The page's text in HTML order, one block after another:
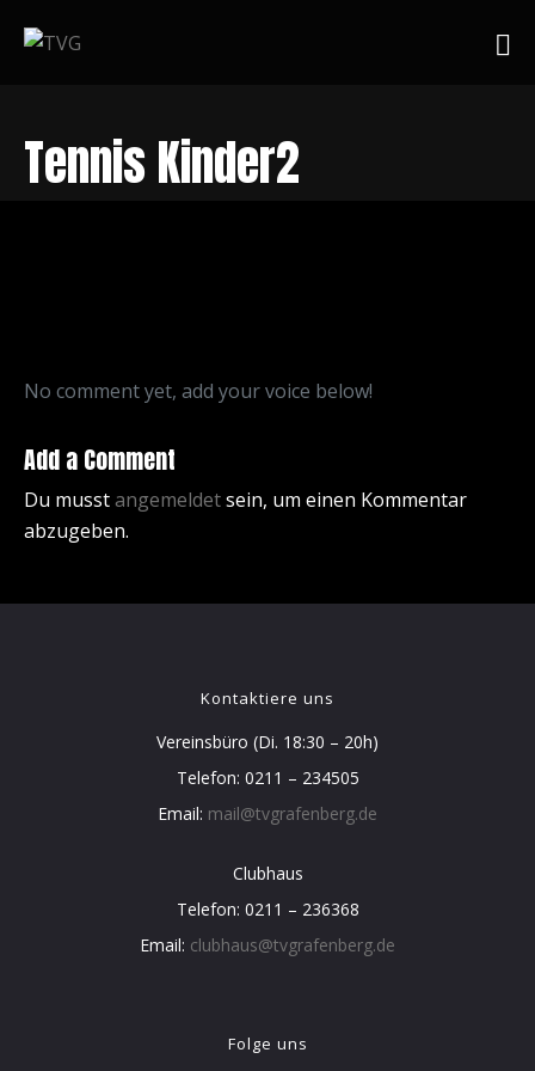
Tennis Kinder2
No comment yet, add your voice below!
Add a Comment
Du musstangemeldetsein, um einen Kommentar
abzugeben.
Kontaktiere uns
Vereinsbüro (Di. 18:30 – 20h)
Telefon: 0211 – 234505
Email: mail@tvgrafenberg.de
Clubhaus
Telefon: 0211 – 236368
Email: clubhaus@tvgrafenberg.de
Folge uns